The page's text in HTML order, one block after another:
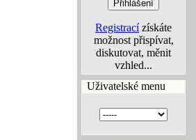
Registracízískáte
možnost přispívat,
diskutovat, měnit
vzhled...
Uživatelské menu